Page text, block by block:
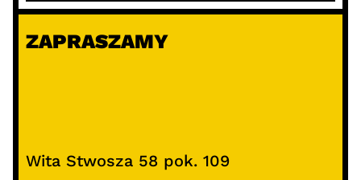
ZAPRASZAMY
Wita Stwosza 58 pok. 109